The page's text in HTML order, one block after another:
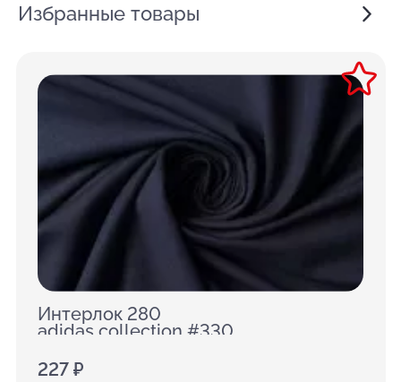
Избранные товары
Интерлок 280
adidas collection #330
227 ₽